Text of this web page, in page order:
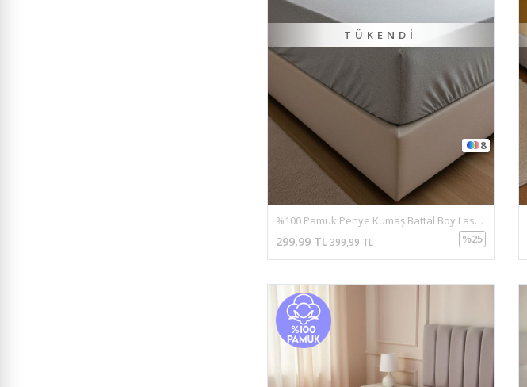
TÜKENDI
8
%100 Pamuk Penye Kumaş Battal Boy Lastikli Çarşaf Gri
299,99 TL399,99 TL %25